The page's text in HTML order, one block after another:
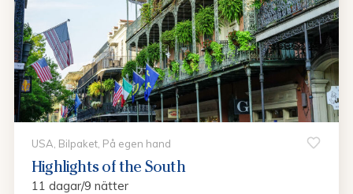
USA, Bilpaket, På egen hand
Highlights of the South
11 dagar/9 nätter